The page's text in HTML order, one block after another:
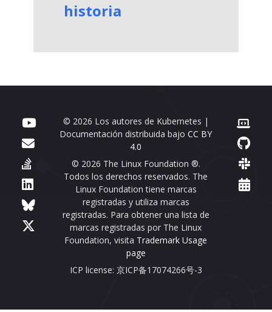
historia
© 2026 Los autores de Kubernetes |
Documentación distribuida bajoCC BY
4.0
© 2026 The Linux Foundation ®.
Todos los derechos reservados. The
Linux Foundation tiene marcas
registradas y utiliza marcas
registradas. Para obtener una lista de
marcas registradas por The Linux
Foundation, visita Trademark Usage
page
ICP license: 京ICP备17074266号-3